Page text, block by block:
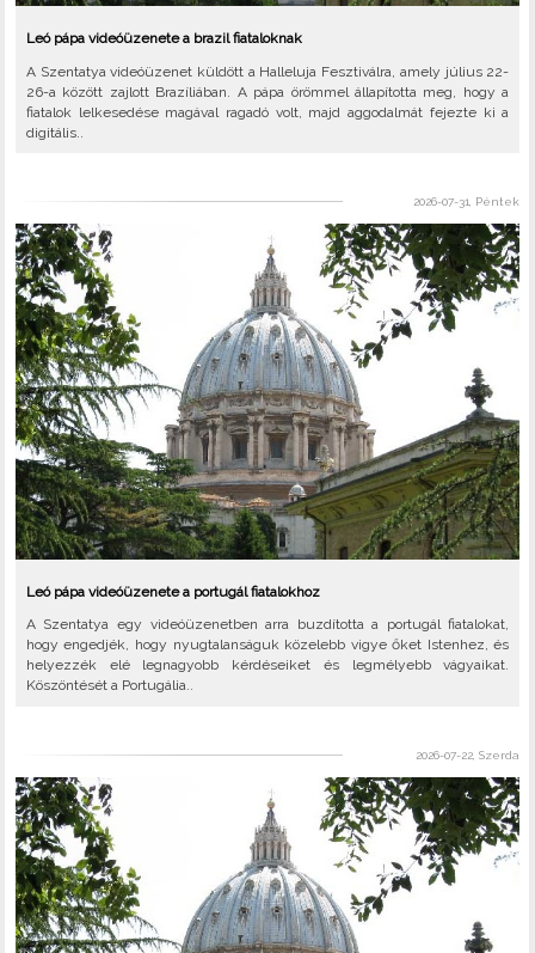
Leó pápa videóüzenete a brazil fiataloknak
A Szentatya videóüzenet küldött a Halleluja Fesztiválra, amely július 22-
26-a között zajlott Brazíliában. A pápa örömmel állapította meg, hogy a
fiatalok lelkesedése magával ragadó volt, majd aggodalmát fejezte ki a
digitális..
2026-07-31, Péntek
Leó pápa videóüzenete a portugál fiatalokhoz
A Szentatya egy videóüzenetben arra buzdította a portugál fiatalokat,
hogy engedjék, hogy nyugtalanságuk közelebb vigye őket Istenhez, és
helyezzék elé legnagyobb kérdéseiket és legmélyebb vágyaikat.
Köszöntését a Portugália..
2026-07-22, Szerda